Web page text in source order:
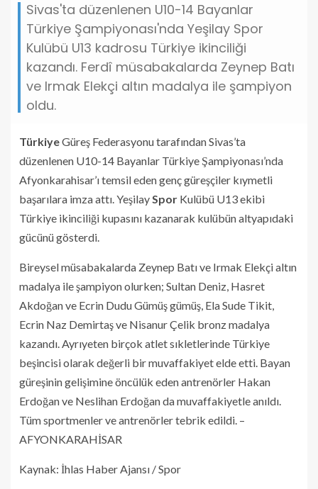
Sivas'ta düzenlenen U10-14 Bayanlar
Türkiye Şampiyonası'nda Yeşilay Spor
Kulübü U13 kadrosu Türkiye ikinciliği
kazandı. Ferdî müsabakalarda Zeynep Batı
ve Irmak Elekçi altın madalya ile şampiyon
oldu.
TürkiyeGüreş Federasyonu tarafından Sivas’ta
düzenlenen U10-14 Bayanlar Türkiye Şampiyonası’nda
Afyonkarahisar’ı temsil eden genç güreşçiler kıymetli
başarılara imza attı. YeşilaySpor Kulübü U13 ekibi
Türkiye ikinciliği kupasını kazanarak kulübün altyapıdaki
gücünü gösterdi.
Bireysel müsabakalarda Zeynep Batı ve Irmak Elekçi altın
madalya ile şampiyon olurken; Sultan Deniz, Hasret
Akdoğan ve Ecrin Dudu Gümüş gümüş, Ela Sude Tikit,
Ecrin Naz Demirtaş ve Nisanur Çelik bronz madalya
kazandı. Ayrıyeten birçok atlet sıkletlerinde Türkiye
beşincisi olarak değerli bir muvaffakiyet elde etti. Bayan
güreşinin gelişimine öncülük eden antrenörler Hakan
Erdoğan ve Neslihan Erdoğan da muvaffakiyetle anıldı.
Tüm sportmenler ve antrenörler tebrik edildi. –
AFYONKARAHİSAR
Kaynak: İhlas Haber Ajansı / Spor